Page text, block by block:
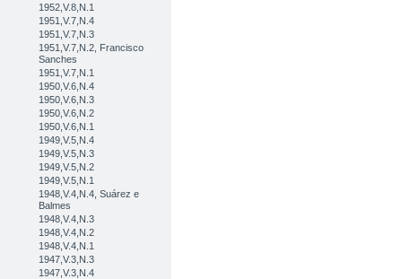
1952,V.8,N.1
1951,V.7,N.4
1951,V.7,N.3
1951,V.7,N.2, Francisco
Sanches
1951,V.7,N.1
1950,V.6,N.4
1950,V.6,N.3
1950,V.6,N.2
1950,V.6,N.1
1949,V.5,N.4
1949,V.5,N.3
1949,V.5,N.2
1949,V.5,N.1
1948,V.4,N.4, Suárez e
Balmes
1948,V.4,N.3
1948,V.4,N.2
1948,V.4,N.1
1947,V.3,N.3
1947,V.3,N.4